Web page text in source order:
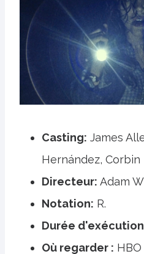
Casting: James
Hernández, Corbin
Directeur: Adam
Notation: R.
Durée
Où regarder :